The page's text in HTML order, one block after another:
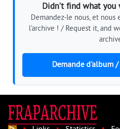
Didn't find what you
Demandez-le nous, et nous
l'archive ! / Request it, and
Demande d'album